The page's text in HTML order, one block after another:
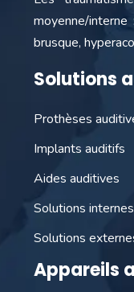
moyenne/
brusque,
Solutions
Prothèses
Implants auditifs
Aides auditives
Solutions internes
Solutions
Appareils